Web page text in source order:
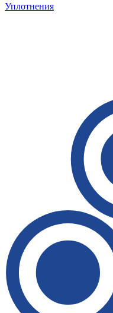
Уплотнения